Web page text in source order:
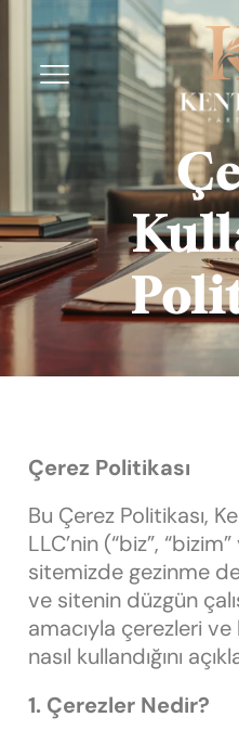
Çerez Politikası
Bu Çerez Politikası,
LLC’nin (“biz”,
sitemizde gezinme
ve sitenin düzgün
amacıyla çerezleri
nasıl kullandığını
1. Çerezler Nedir?